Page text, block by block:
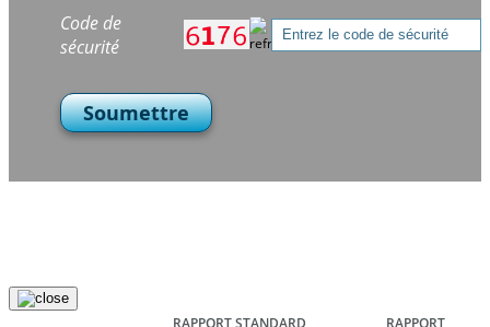
Code de
sécurité
Soumettre
RAPPORT STANDARD
RAPPORT